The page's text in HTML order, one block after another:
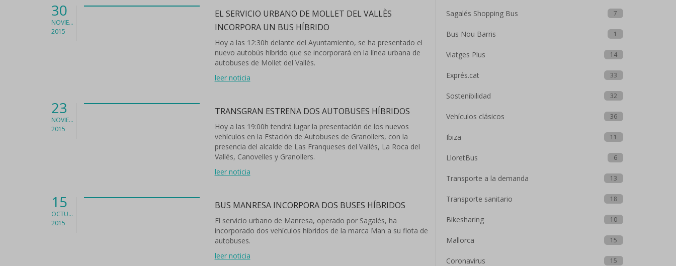
30
NOVIEMBRE
2015
EL SERVICIO URBANO DE MOLLET DEL VALLÈS
INCORPORA UN BUS HÍBRIDO
Hoy a las 12:30h delante del Ayuntamiento, se ha presentado el
nuevo autobús híbrido que se incorporará en la línea urbana de
autobuses de Mollet del Vallès.
leer noticia
23
NOVIEMBRE
2015
TRANSGRAN ESTRENA DOS AUTOBUSES HÍBRIDOS
Hoy a las 19:00h tendrá lugar la presentación de los nuevos
vehículos en la Estación de Autobuses de Granollers, con la
presencia del alcalde de Las Franqueses del Vallés, La Roca del
Vallés, Canovelles y Granollers.
leer noticia
15
OCTUBRE
2015
BUS MANRESA INCORPORA DOS BUSES HÍBRIDOS
El servicio urbano de Manresa, operado por Sagalés, ha
incorporado dos vehículos híbridos de la marca Man a su flota de
autobuses.
leer noticia
Sagalés Shopping Bus 7
Bus Nou Barris 1
Viatges Plus 14
Exprés.cat 33
Sostenibilidad 32
Vehículos clásicos 36
Ibiza 11
LloretBus 6
Transporte a la demanda 13
Transporte sanitario 18
Bikesharing 10
Mallorca 15
Coronavirus 15